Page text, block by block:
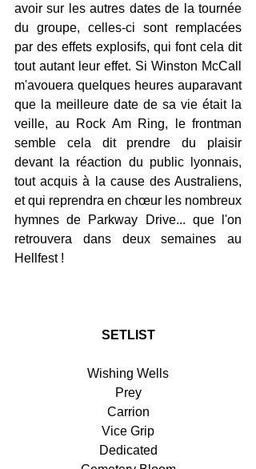
avoir sur les autres dates de la tournée
du groupe, celles-ci sont remplacées
par des effets explosifs, qui font cela dit
tout autant leur effet. Si Winston McCall
m'avouera quelques heures auparavant
que la meilleure date de sa vie était la
veille, au Rock Am Ring, le frontman
semble cela dit prendre du plaisir
devant la réaction du public lyonnais,
tout acquis à la cause des Australiens,
et qui reprendra en chœur les nombreux
hymnes de Parkway Drive... que l'on
retrouvera dans deux semaines au
Hellfest !
SETLIST
Wishing Wells
Prey
Carrion
Vice Grip
Dedicated